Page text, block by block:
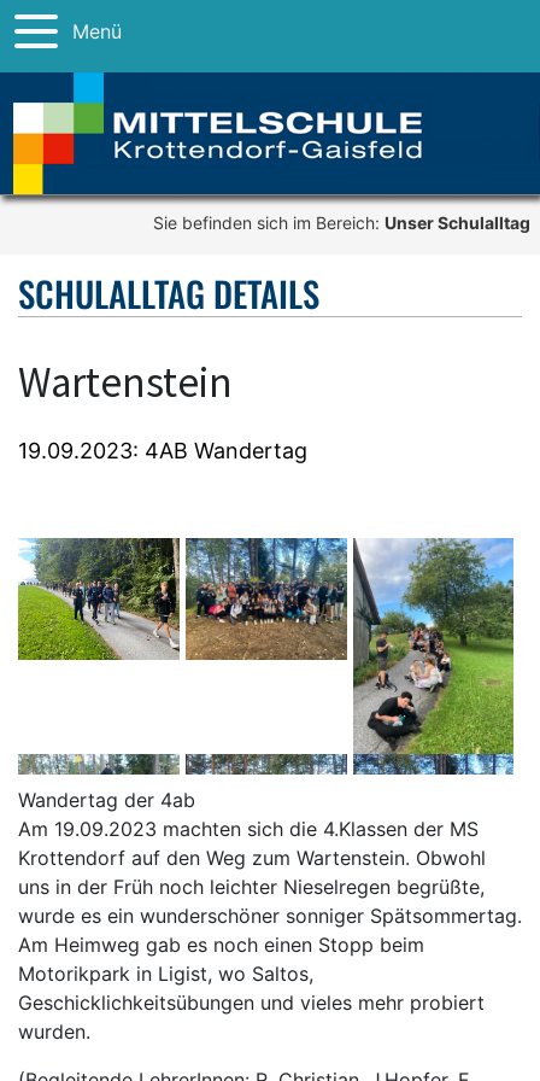
Menü
Sie befinden sich im Bereich: Unser Schulalltag
SCHULALLTAG DETAILS
Wartenstein
19.09.2023: 4AB Wandertag
Wandertag der 4ab
Am 19.09.2023 machten sich die 4.Klassen der MS
Krottendorf auf den Weg zum Wartenstein. Obwohl
uns in der Früh noch leichter Nieselregen begrüßte,
wurde es ein wunderschöner sonniger Spätsommertag.
Am Heimweg gab es noch einen Stopp beim
Motorikpark in Ligist, wo Saltos,
Geschicklichkeitsübungen und vieles mehr probiert
wurden.